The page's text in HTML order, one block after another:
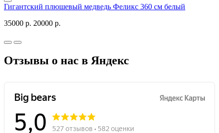
Гигантский плюшевый медведь Феликс 360 см белый
35000 р. 20000 р.
Отзывы о нас в Яндекс